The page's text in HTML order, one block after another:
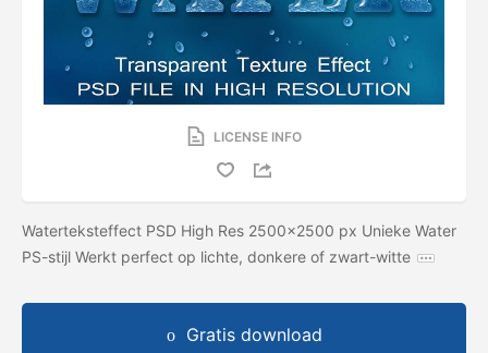
LICENSE INFO
Waterteksteffect PSD High Res 2500x2500 px Unieke Water
PS-stijl Werkt perfect op lichte, donkere of zwart-witte
Gratis download